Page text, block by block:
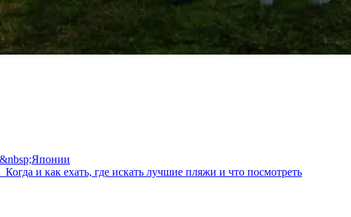
Когда и как ехать, где искать лучшие пляжи и что посмотреть